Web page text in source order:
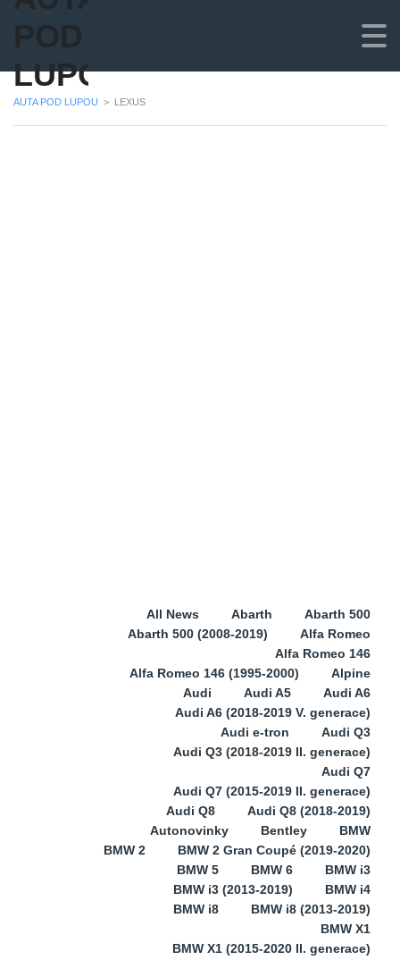
POD
LUPOU
AUTA POD LUPOU > LEXUS
All News Abarth
Abarth 500
Abarth 500 (2008-2019)
Alfa Romeo
Alfa Romeo 146
Alfa Romeo 146 (1995-2000)
Alpine
Audi
Audi A5
Audi A6
Audi A6 (2018-2019 V. generace)
Audi e-tron
Audi Q3
Audi Q3 (2018-2019 II. generace)
Audi Q7
Audi Q7 (2015-2019 II. generace)
Audi Q8
Audi Q8 (2018-2019)
Autonovinky
Bentley
BMW
BMW 2
BMW 2 Gran Coupé (2019-2020)
BMW 5
BMW 6
BMW i3
BMW i3 (2013-2019)
BMW i4
BMW i8
BMW i8 (2013-2019)
BMW X1
BMW X1 (2015-2020 II. generace)